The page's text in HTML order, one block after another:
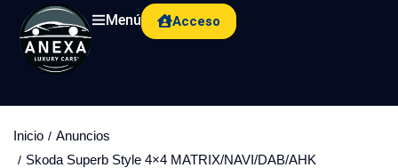
Menú Acceso
Inicio
Anuncios
Skoda Superb Style 4×4 MATRIX/NAVI/DAB/AHK